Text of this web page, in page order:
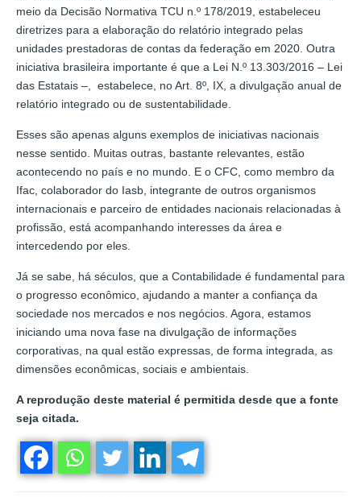
meio da Decisão Normativa TCU n.º 178/2019, estabeleceu
diretrizes para a elaboração do relatório integrado pelas
unidades prestadoras de contas da federação em 2020. Outra
iniciativa brasileira importante é que a Lei N.º 13.303/2016 – Lei
das Estatais –, estabelece, no Art. 8º, IX, a divulgação anual de
relatório integrado ou de sustentabilidade.
Esses são apenas alguns exemplos de iniciativas nacionais
nesse sentido. Muitas outras, bastante relevantes, estão
acontecendo no país e no mundo. E o CFC, como membro da
Ifac, colaborador do Iasb, integrante de outros organismos
internacionais e parceiro de entidades nacionais relacionadas à
profissão, está acompanhando interesses da área e
intercedendo por eles.
Já se sabe, há séculos, que a Contabilidade é fundamental para
o progresso econômico, ajudando a manter a confiança da
sociedade nos mercados e nos negócios. Agora, estamos
iniciando uma nova fase na divulgação de informações
corporativas, na qual estão expressas, de forma integrada, as
dimensões econômicas, sociais e ambientais.
A reprodução deste material é permitida desde que a fonte
seja citada.